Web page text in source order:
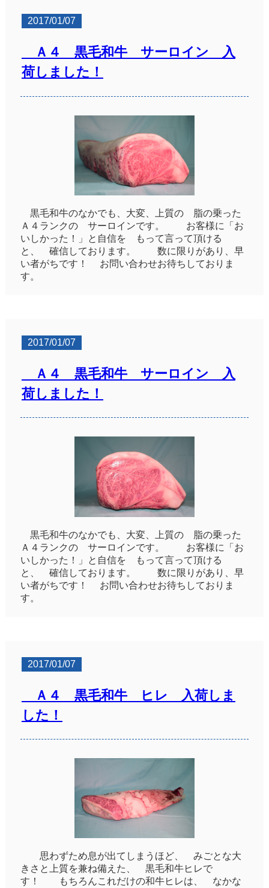
2017/01/07
Ａ４ 黒毛和牛 サーロイン 入
荷しました！
黒毛和牛のなかでも、大変、上質の 脂の乗った
Ａ４ランクの サーロインです。 お客様に「お
いしかった！」と自信を もって言って頂ける
と、 確信しております。 数に限りがあり、早
い者がちです！ お問い合わせお待ちしておりま
す。
2017/01/07
Ａ４ 黒毛和牛 サーロイン 入
荷しました！
黒毛和牛のなかでも、大変、上質の 脂の乗った
Ａ４ランクの サーロインです。 お客様に「お
いしかった！」と自信を もって言って頂ける
と、 確信しております。 数に限りがあり、早
い者がちです！ お問い合わせお待ちしておりま
す。
2017/01/07
Ａ４ 黒毛和牛 ヒレ 入荷しま
した！
思わずため息が出てしまうほど、 みごとな大
きさと上質を兼ね備えた、 黒毛和牛ヒレで
す！ もちろんこれだけの和牛ヒレは、 なかな